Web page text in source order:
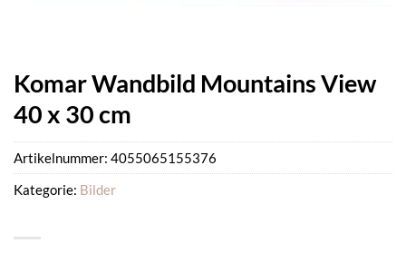
Komar Wandbild Mountains View
40 x 30 cm
Artikelnummer: 4055065155376
Kategorie: Bilder